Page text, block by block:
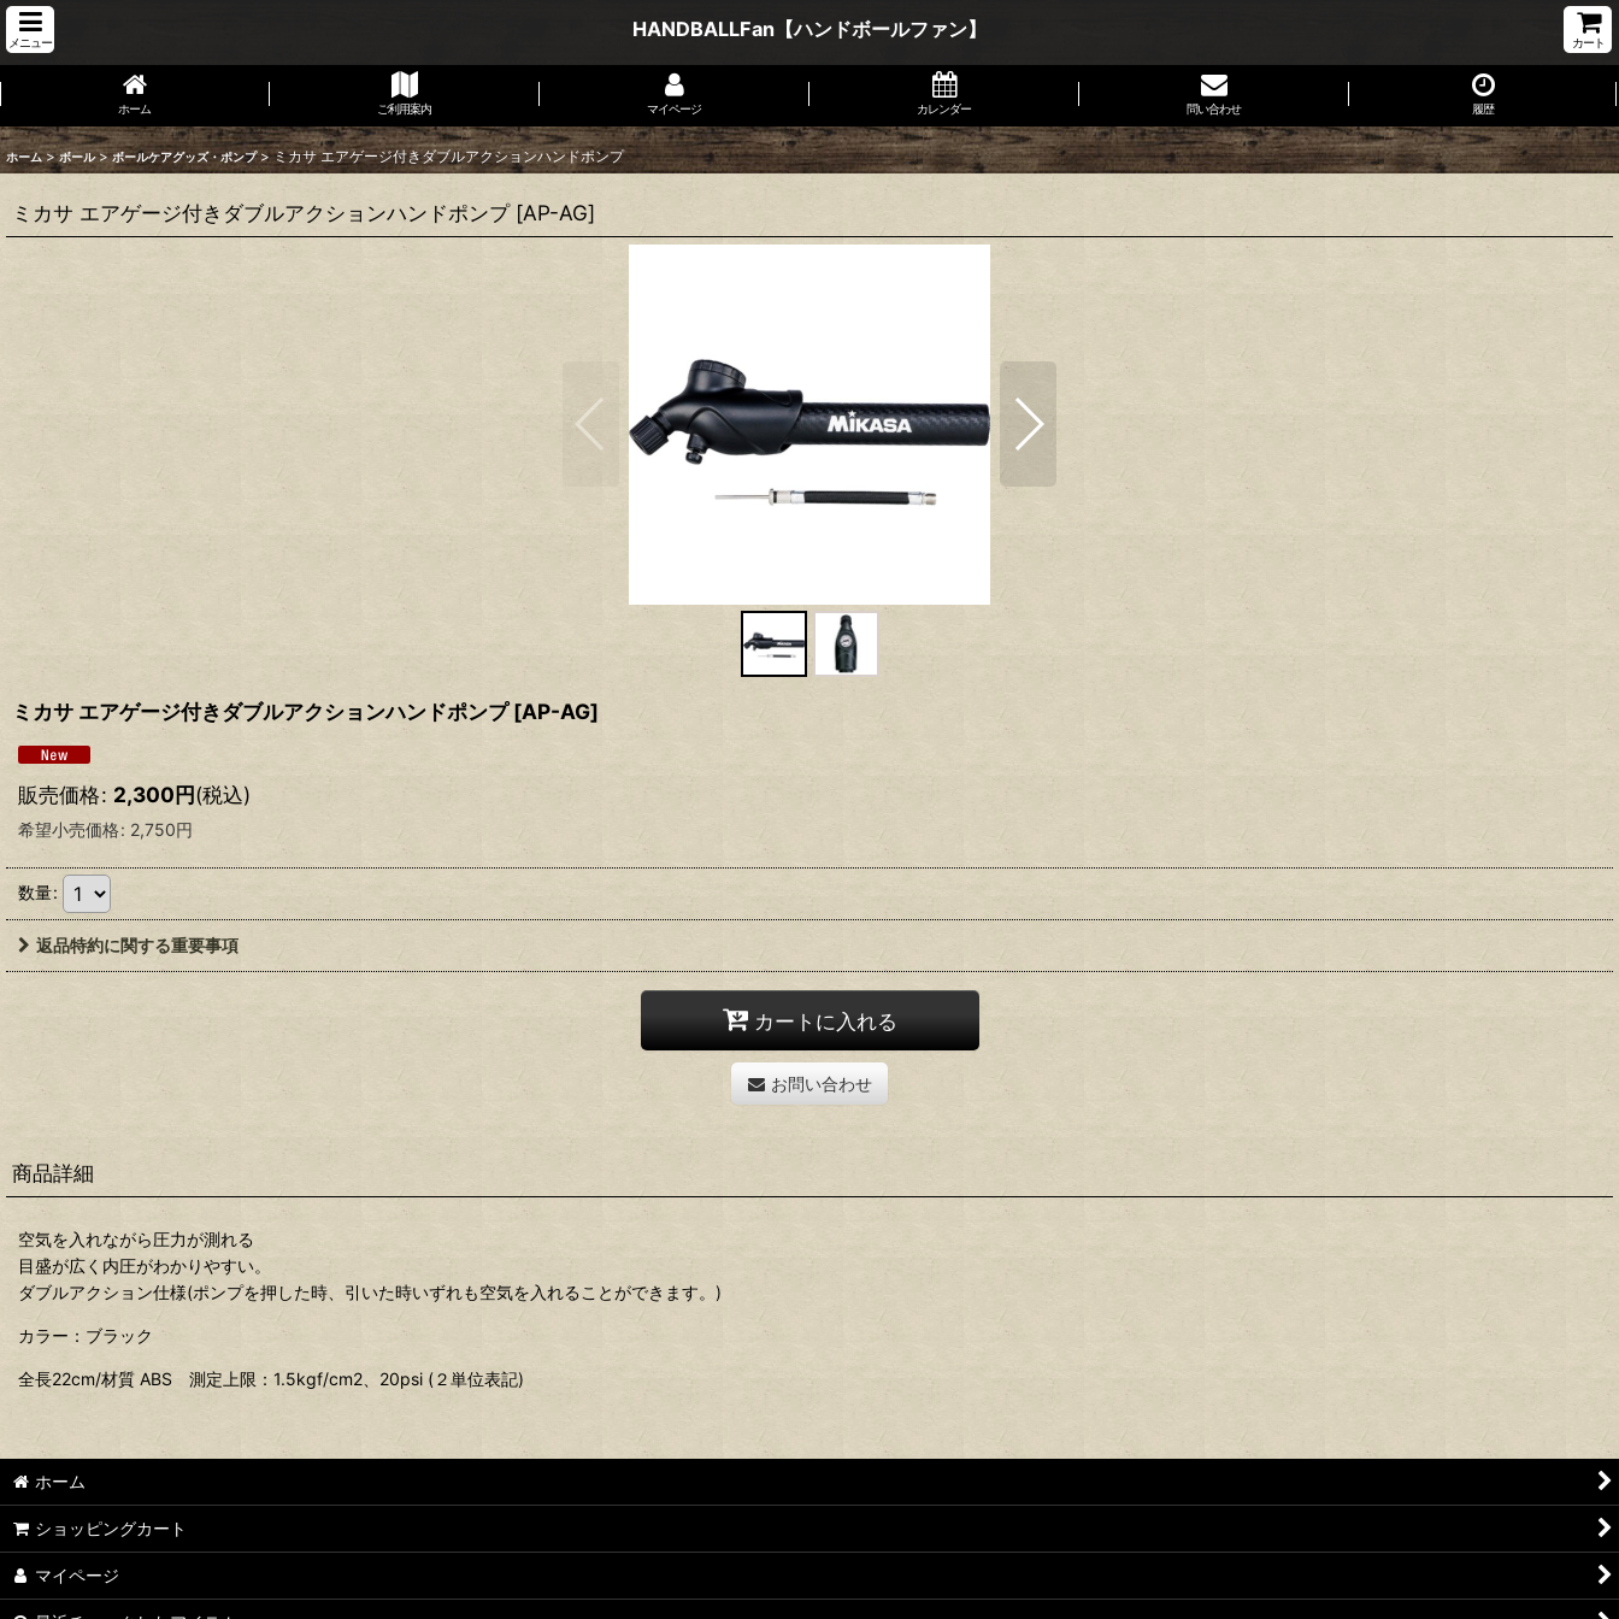
メニュー
HANDBALLFan【ハンドボールファン】
カート
ホーム ご利用案内 マイページ カレンダー 問い合わせ 履歴
ホーム > ボール > ボールケアグッズ・ポンプ > ミカサ エアゲージ付きダブルアクションハンドポンプ
ミカサ エアゲージ付きダブルアクションハンドポンプ [AP-AG]
ミカサ エアゲージ付きダブルアクションハンドポンプ [AP-AG]
販売価格: 2,300円(税込)
希望小売価格: 2,750円
数量:
返品特約に関する重要事項
カートに入れる
お問い合わせ
商品詳細
空気を入れながら圧力が測れる
目盛が広く内圧がわかりやすい。
ダブルアクション仕様(ポンプを押した時、引いた時いずれも空気を入れることができます。)
カラー：ブラック
全長22cm/材質 ABS 測定上限：1.5kgf/cm2、20psi (２単位表記)
ホーム
ショッピングカート
マイページ